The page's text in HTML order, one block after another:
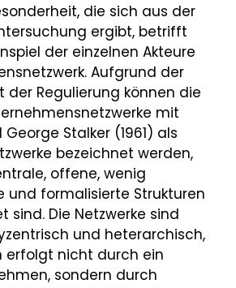
die sich aus der
ergibt, betrifft
der einzelnen Akteure
Aufgrund der
der Regulierung können die
mit
Stalker (1961) als
bezeichnet werden,
offene, wenig
und formalisierte Strukturen
sind. Die Netzwerke sind
und heterarchisch,
erfolgt nicht durch ein
sondern durch